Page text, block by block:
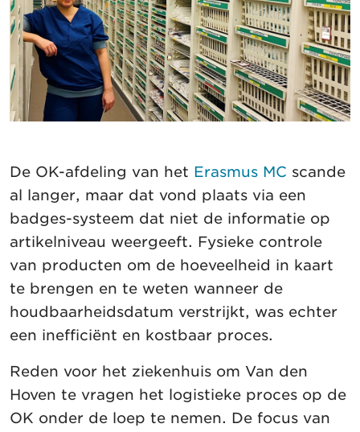
De OK-afdeling van het Erasmus MC scande
al langer, maar dat vond plaats via een
badges-systeem dat niet de informatie op
artikelniveau weergeeft. Fysieke controle
van producten om de hoeveelheid in kaart
te brengen en te weten wanneer de
houdbaarheidsdatum verstrijkt, was echter
een inefficiënt en kostbaar proces.
Reden voor het ziekenhuis om Van den
Hoven te vragen het logistieke proces op de
OK onder de loep te nemen. De focus van